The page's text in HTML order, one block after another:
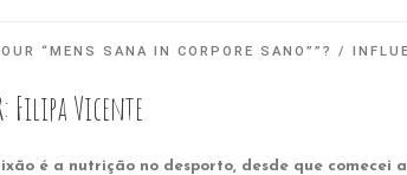
“MENS SANA IN CORPORE SANO””?
Filipa Vicente
é a nutrição no desporto, desde que comecei